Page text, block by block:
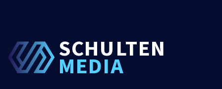
SCHULTEN
MEDIA